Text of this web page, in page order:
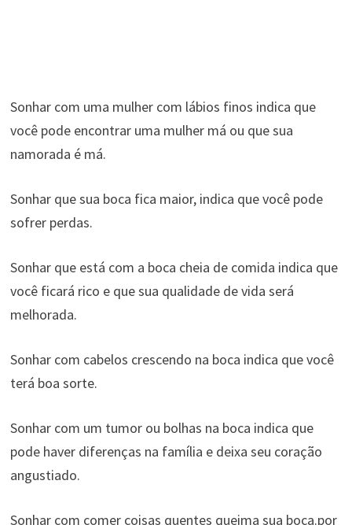
Sonhar com uma mulher com lábios finos indica que
você pode encontrar uma mulher má ou que sua
namorada é má.
Sonhar que sua boca fica maior, indica que você pode
sofrer perdas.
Sonhar que está com a boca cheia de comida indica que
você ficará rico e que sua qualidade de vida será
melhorada.
Sonhar com cabelos crescendo na boca indica que você
terá boa sorte.
Sonhar com um tumor ou bolhas na boca indica que
pode haver diferenças na família e deixa seu coração
angustiado.
Sonhar com comer coisas quentes queima sua boca.por